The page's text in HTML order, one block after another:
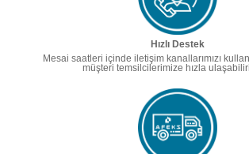
Hızlı Destek
Mesai saatleri içinde iletişim kanallarımızı
müşteri temsilcilerimize hızla